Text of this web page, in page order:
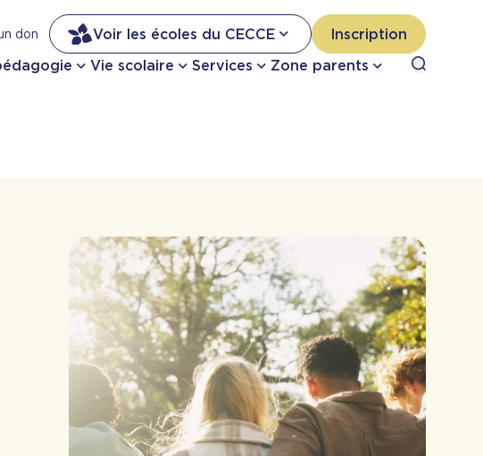
don Voir les écoles du CECCE Inscription
Vie scolaire Services Zone parents Open